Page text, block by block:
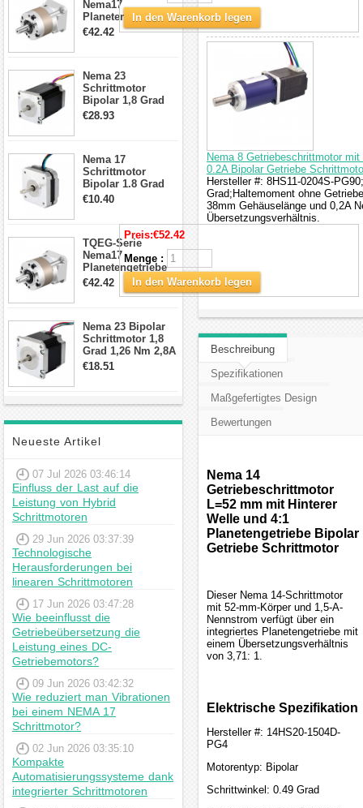
Nema17
Planetengetriebe
5:1 Spiel 15Arc-
€42.42
Nema 23
Schrittmotor
Bipolar 1,8 Grad
2,83Nm 4 A 2,26V
€28.93
Nema 17
Schrittmotor
Bipolar 1.8 Grad
8.7Ncm 1A 3.5V 4
€10.40
TQEG-Serie
Nema17
Planetengetriebe
10:1 Spiel 15Arc-
min für Nema 17
€42.42
Nema 23 Bipolar
Schrittmotor 1,8
Grad 1,26 Nm 2,8A
2,5V 4 Drähte
€18.51
Neueste Artikel
07 Jul 2026 03:46:14
Einfluss der Last auf die
Leistung von Hybrid
Schrittmotoren
29 Jun 2026 03:37:39
Technologische
Herausforderungen bei
linearen Schrittmotoren
17 Jun 2026 03:47:28
Wie beeinflusst die
Getriebeübersetzung die
Leistung eines DC-
Getriebemotors?
09 Jun 2026 03:42:32
Wie reduziert man Vibrationen
bei einem NEMA 17
Schrittmotor?
02 Jun 2026 03:35:10
Kompakte
Automatisierungssysteme dank
integrierter Schrittmotoren
In den Warenkorb legen
Nema 8 Getriebeschrittmotor
0.2A Bipolar Getriebe
Hersteller #: 8HS11-0204S-
Grad;Haltemoment ohne
38mm Gehäuselänge und 0,2A
Übersetzungsverhältnis.
Preis:€52.42
Menge :
In den Warenkorb legen
Beschreibung
Spezifikationen
Maßgefertigtes Design
Bewertungen
Nema 14
Getriebeschrittmotor
L=52 mm mit Hinterer
Welle und 4:1
Planetengetriebe Bipolar
Getriebe Schrittmotor
Dieser Nema 14-Schrittmotor
mit 52-mm-Körper und 1,5-A-
Nennstrom verfügt über ein
integriertes Planetengetriebe mit
einem Übersetzungsverhältnis
von 3,71: 1.
Elektrische Spezifikation
Hersteller #: 14HS20-1504D-
PG4
Motorentyp: Bipolar
Schrittwinkel: 0.49 Grad